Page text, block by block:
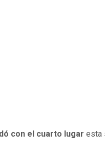
con el cuarto lugar esta